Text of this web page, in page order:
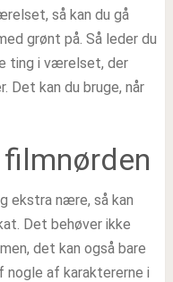
så kan du gå
grønt på. Så leder du
ting i værelset, der
Det kan du bruge, når
ekstra nære, så kan
Det behøver ikke
det kan også bare
af karaktererne i